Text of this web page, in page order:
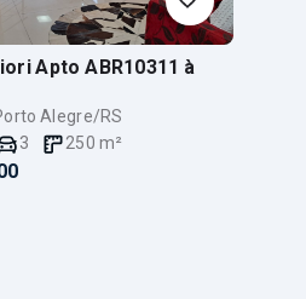
Apto ABR10311 à
Alegre/RS
3 250 m²